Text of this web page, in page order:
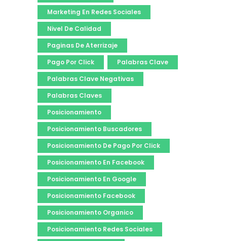
Marketing En Redes Sociales
Nivel De Calidad
Paginas De Aterrizaje
Pago Por Click
Palabras Clave
Palabras Clave Negativas
Palabras Claves
Posicionamiento
Posicionamiento Buscadores
Posicionamiento De Pago Por Click
Posicionamiento En Facebook
Posicionamiento En Google
Posicionamiento Facebook
Posicionamiento Organico
Posicionamiento Redes Sociales